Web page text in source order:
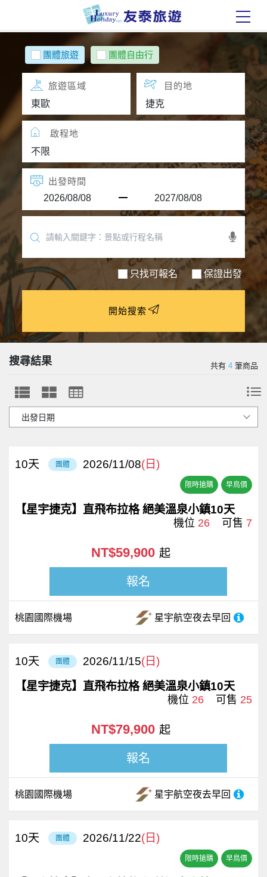
團體旅遊 團體自由行
旅遊區域 目的地
啟程地
出發時間
只找可報名 保證出發
開始搜索
搜尋結果 共有 4 筆商品
限時搶購 早鳥價
團體 2026/11/08(日)
10天
【星宇捷克】直飛布拉格 絕美溫泉小鎮10天
機位 26 可售 7
桃園國際機場 星宇航空夜去早回
NT$59,900 起
報名
團體 2026/11/15(日)
10天
【星宇捷克】直飛布拉格 絕美溫泉小鎮10天
機位 26 可售 25
桃園國際機場 星宇航空夜去早回
NT$79,900 起
報名
限時搶購 早鳥價
團體 2026/11/22(日)
10天